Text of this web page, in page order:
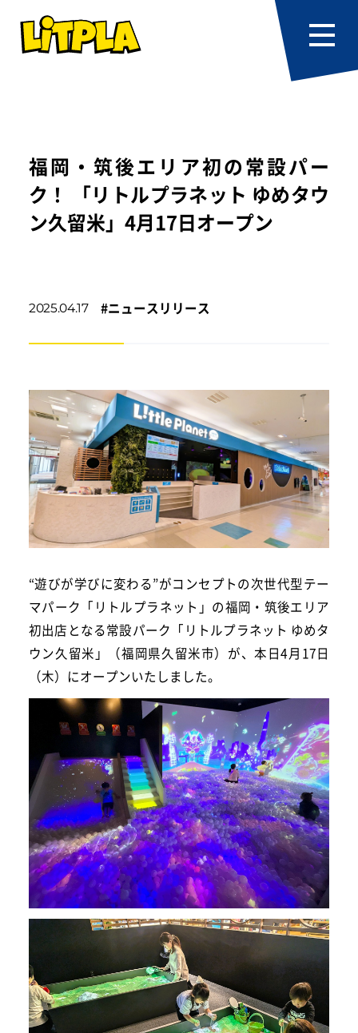
福岡・筑後エリア初の常設パー
ク！ 「リトルプラネット ゆめタウ
ン久留米」4月17日オープン
2025.04.17 #ニュースリリース
“遊びが学びに変わる”がコンセプトの次世代型テー
マパーク「リトルプラネット」の福岡・筑後エリア
初出店となる常設パーク「リトルプラネット ゆめタ
ウン久留米」（福岡県久留米市）が、本日4月17日
（木）にオープンいたしました。